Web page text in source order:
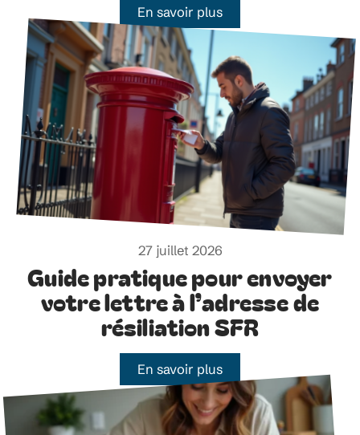
En savoir plus
27 juillet 2026
Guide pratique pour envoyer
votre lettre à l’adresse de
résiliation SFR
En savoir plus